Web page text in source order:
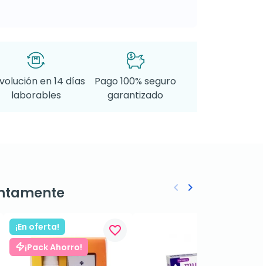
en 14 días
laborables
Pago 100% seguro
garantizado
¡En oferta!
¡Pack Ahorro!
favorite_border
Anterior
keyboard_arrow_left Siguiente
keyboard_arrow_right